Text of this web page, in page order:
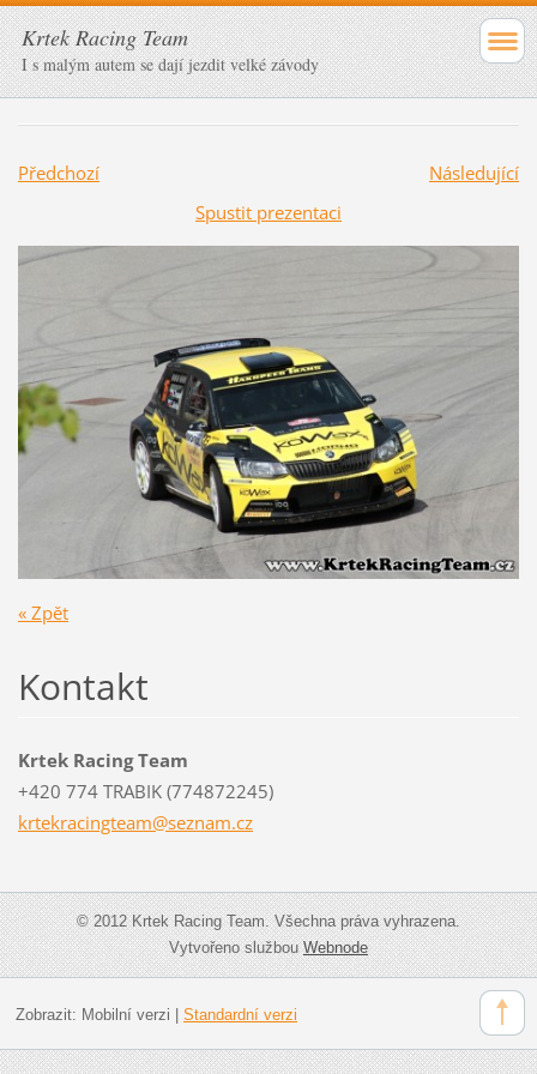
Krtek Racing Team
I s malým autem se dají jezdit velké závody
Předchozí
Následující
Spustit prezentaci
« Zpět
Kontakt
Krtek Racing Team
+420 774 TRABIK (774872245)
krtekracingteam@seznam.cz
© 2012 Krtek Racing Team. Všechna práva vyhrazena.
Vytvořeno službouWebnode
Zobrazit: Mobilní verzi | Standardní verzi